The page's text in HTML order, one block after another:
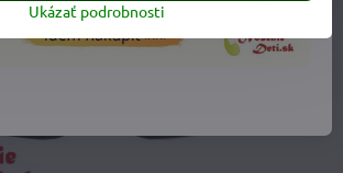
Ukázať podrobnosti